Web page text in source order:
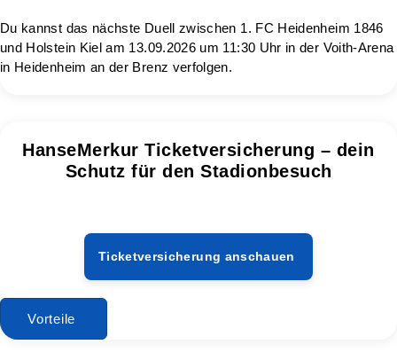
Du kannst das nächste Duell zwischen 1. FC Heidenheim 1846
und Holstein Kiel am 13.09.2026 um 11:30 Uhr in der Voith-Arena
in Heidenheim an der Brenz verfolgen.
HanseMerkur Ticketversicherung – dein
Schutz für den Stadionbesuch
Ticketversicherung anschauen
Vorteile